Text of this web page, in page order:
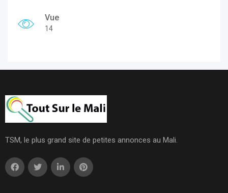
Vue
14
TSM, le plus grand site de petites annonces au Mali.